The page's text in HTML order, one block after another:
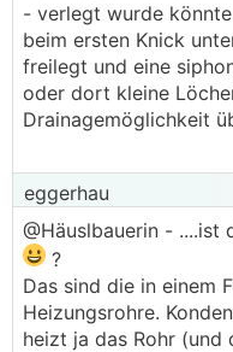
- verlegt wurde
beim ersten Knick
freilegt und eine
oder dort kleine
Drainagemöglichkeit
eggerhau
@Häuslbauerin - ....ist
?
Das sind die in einem
Heizungsrohre.
heizt ja das Rohr (und